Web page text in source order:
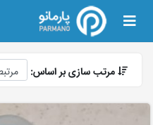
مرتب سازی بر اساس: